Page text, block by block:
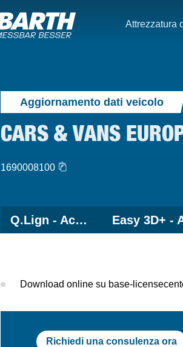
Attrezzatura
Aggiornamento dati veicolo
CARS & VANS
1690008100
Q.Lign - Accessori
Download online su base-
Richiedi una consulenza ora